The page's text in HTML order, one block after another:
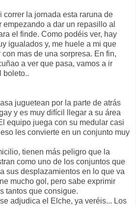
la jornada esta raruna de
a dar un repasillo al
el finde. Como podéis ver, hay
igualados y, me huele a mi que
mas de una sorpresa. En fin,
a ver que pasa, vamos a ir
boleto..
juguetean por la parte de atrás
y es muy difícil llegar a su área
equipo juega con su medular casi
les convierte en un conjunto muy
tienen más peligro que la
como uno de los conjuntos que
sus desplazamientos en lo que va
mucho gol, pero sabe exprimir
tantos que consigue.
adjudica el Elche, ya veréis... Los